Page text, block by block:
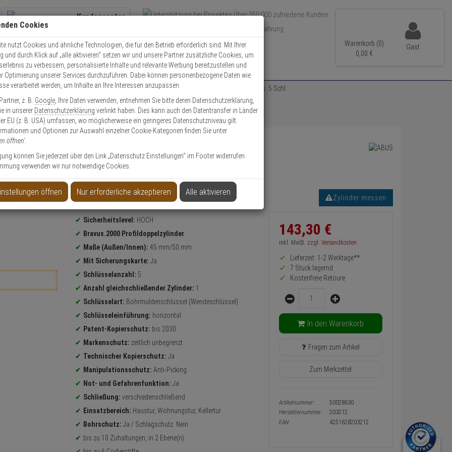
Kundencenter
Kontaktservice nutzen
Mo. - Do.: 8:00 - 16:30 Fr. 8:00 - 14:00 Uhr
Über 350.000 zufriedene Kunden
Über 15 Jahre Erfahrung
Schneller Versand
Warenkorb (0)
0, 00 €
Gast
Schließzylinder Schließzylinder Set Abus Bravus 2000 Doppelzylinder 45/50 vs. 5 Schl.
45/50 vs. 5 Schl.
Zylinder messen
Produktinformationen
Sicherheitslevel: HOCH
Bravus.2000 Profildoppelzylinder
Maße (Außen/Innen): 45 mm/50 mm
Mit Sicherungskarte: Ja
Schlüsselanzahl: 5
Anzahl gleichschließender Zylinder: 1
Schlüsselart: Bohrmuldenschlüssel (Wendeschlüssel)
Schlüsseleinführung: horizontal
Patent-Kopierschutz: bis 2030
Markenschutz: zeitlich unbegrenzt
Technischer Kopierschutz: Ja
Manipulationsschutz: Anti-Picking
Not- und Gefahrenfunktion: Ja
Schließung: verschiedenschließend
Einsatzbereich: Haustür, Wohnungstür, Kellertür
Bohrschutz: Ja / Schlagschutz: Nein
bis zu 10 Zuhaltungen, in 2 Ebene(n)
Informationen
zurück
Preis,
und
Warenkorb-
oder
Button
143,30 €
inkl. MwSt. zzgl. Versandkosten
Lieferzeit: 1-2 Werktage**
7 Stück lagernd
Kostenfreie Retoure
Menge
In den Warenkorb
Fragen zum Artikel
Zum Merkzettel
Artikelnummer:
50028630
Herstellernummer:
203212
EAN:
4251628203212
Cookies
nutzt Cookies und ähnliche Technologien, die für den Betrieb erforderlich sind. Mit Ihrer
und durch Klick auf „alle aktivieren“ setzen wir und unsere Partner zusätzliche Cookies, um
zu verbessern, personalisierte Inhalte und relevante Werbung bereitzustellen und
Optimierung unserer Services durchzuführen. Dabei können personenbezogene Daten wie
verarbeitet werden, um Inhalte an Ihre Interessen anzupassen.
z. B. Google , Ihre Daten verwenden, entnehmen Sie bitte deren Datenschutzerklärung,
in unserer Datenschutzerklärung verlinkt haben. Dies kann auch den Datentransfer in Länder
EU (z. B. USA) umfassen, wo möglicherweise ein geringeres Datenschutzniveau gilt.
und Optionen zur Auswahl einzelner Cookie-Kategorien finden Sie unter
öffnen'.
können Sie jederzeit über den Link „Datenschutz Einstellungen“ im Footer widerrufen.
verwenden wir nur notwendige Cookies.
öffnen Nur erforderliche akzeptieren Alle aktivieren